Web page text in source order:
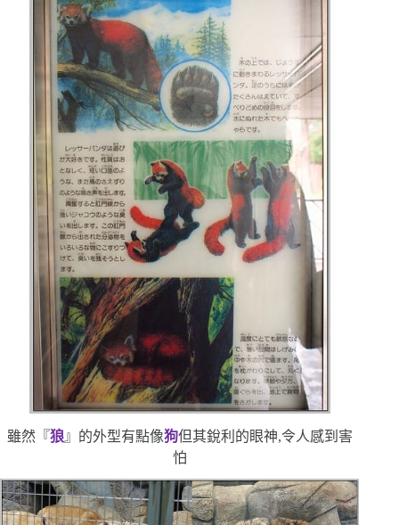
雖然『狼』的外型有點像狗但其銳利的眼神,令人感到害
怕